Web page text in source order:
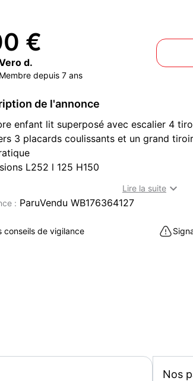
€
d.
Membre depuis 7 ans
de l'annonce
enfant lit superposé avec escalier 4
3 placards coulissants et un grand
L252 l 125 H150
Lire la suite 
: ParuVendu WB176364127
conseils de vigilance
Nos